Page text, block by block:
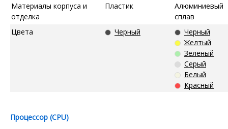
Материалы корпуса и
отделка
Пластик
Алюминиевый
сплав
Цвета
Черный
Черный
Желтый
Зеленый
Серый
Белый
Красный
Процессор (CPU)